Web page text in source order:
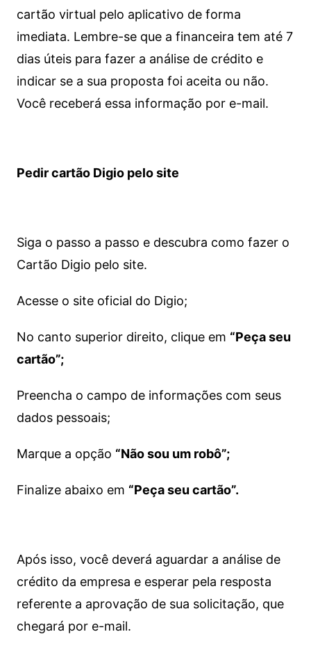
cartão virtual pelo aplicativo de forma
imediata. Lembre-se que a financeira tem até 7
dias úteis para fazer a análise de crédito e
indicar se a sua proposta foi aceita ou não.
Você receberá essa informação por e-mail.
Pedir cartão Digio pelo site
Siga o passo a passo e descubra como fazer o
Cartão Digio pelo site.
Acesse o site oficial do Digio;
No canto superior direito, clique em “Peça seu
cartão”;
Preencha o campo de informações com seus
dados pessoais;
Marque a opção “Não sou um robô”;
Finalize abaixo em “Peça seu cartão”.
Após isso, você deverá aguardar a análise de
crédito da empresa e esperar pela resposta
referente a aprovação de sua solicitação, que
chegará por e-mail.